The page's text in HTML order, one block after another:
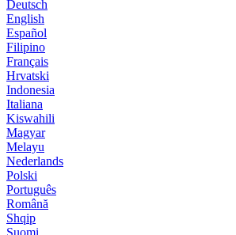
Deutsch
English
Español
Filipino
Français
Hrvatski
Indonesia
Italiana
Kiswahili
Magyar
Melayu
Nederlands
Polski
Português
Română
Shqip
Suomi